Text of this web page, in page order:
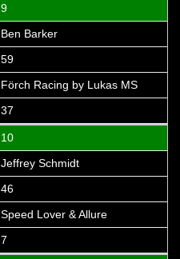
9
Ben Barker
59
Förch Racing by Lukas MS
37
10
Jeffrey Schmidt
46
Speed Lover & Allure
7